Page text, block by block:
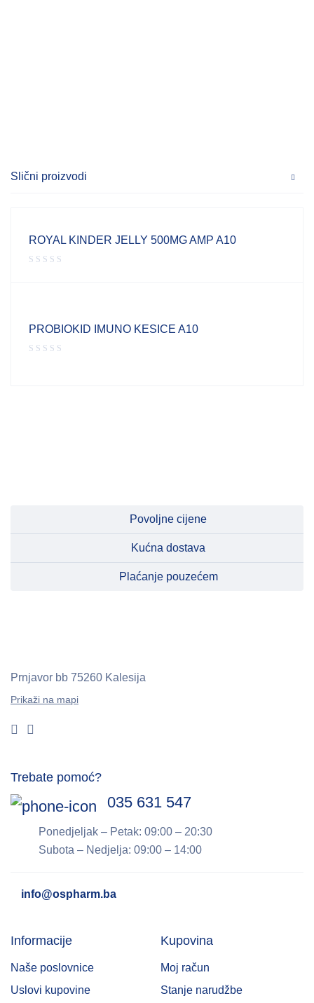
Slični proizvodi
ROYAL KINDER JELLY 500MG AMP A10
PROBIOKID IMUNO KESICE A10
Povoljne cijene
Kućna dostava
Plaćanje pouzećem
Prnjavor bb 75260 Kalesija
Prikaži na mapi
Trebate pomoć?
035 631 547
Ponedjeljak – Petak: 09:00 – 20:30
Subota – Nedjelja: 09:00 – 14:00
info@ospharm.ba
Informacije
Naše poslovnice
Uslovi kupovine
Kupovina
Moj račun
Stanje narudžbe